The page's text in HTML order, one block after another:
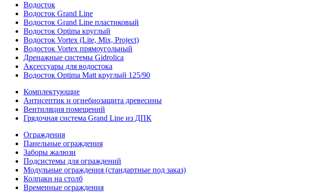
Водосток
Водосток Grand Line
Водосток Grand Line пластиковый
Водосток Optima круглый
Водосток Vortex (Lite, Mix, Project)
Водосток Vortex прямоугольный
Дренажные системы Gidrolica
Аксессуары для водостока
Водосток Optima Matt круглый 125/90
Комплектующие
Антисептик и огнебиозащита древесины
Вентиляция помещений
Грядочная система Grand Line из ДПК
Ограждения
Панельные ограждения
Заборы жалюзи
Подсистемы для ограждений
Модульные ограждения (стандартные под заказ)
Колпаки на столб
Временные ограждения